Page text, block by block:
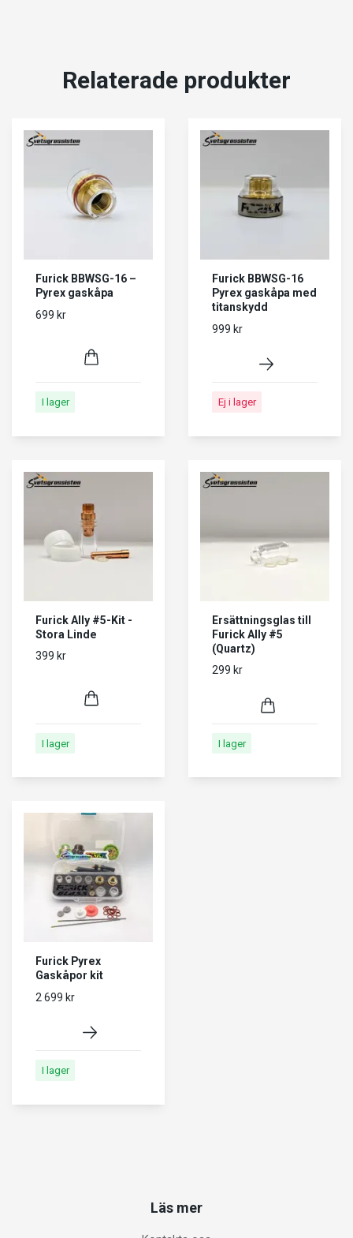
Relaterade produkter
Furick BBWSG-16 –
Pyrex gaskåpa
699 kr
I lager
Furick BBWSG-16
Pyrex gaskåpa med
titanskydd
999 kr
Ej i lager
Furick Ally #5-Kit -
Stora Linde
399 kr
I lager
Ersättningsglas till
Furick Ally #5
(Quartz)
299 kr
I lager
Furick Pyrex
Gaskåpor kit
2 699 kr
I lager
Läs mer